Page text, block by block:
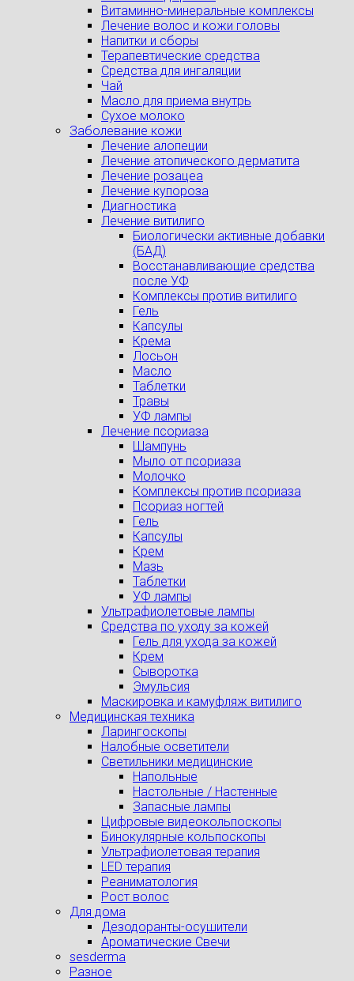
Витаминно-минеральные комплексы
Лечение волос и кожи головы
Напитки и сборы
Терапевтические средства
Средства для ингаляции
Чай
Масло для приема внутрь
Сухое молоко
Заболевание кожи
Лечение алопеции
Лечение атопического дерматита
Лечение розацеа
Лечение купороза
Диагностика
Лечение витилиго
Биологически активные добавки
(БАД)
Восстанавливающие средства
после УФ
Комплексы против витилиго
Гель
Капсулы
Крема
Лосьон
Масло
Таблетки
Травы
УФ лампы
Лечение псориаза
Шампунь
Мыло от псориаза
Молочко
Комплексы против псориаза
Псориаз ногтей
Гель
Капсулы
Крем
Мазь
Таблетки
УФ лампы
Ультрафиолетовые лампы
Средства по уходу за кожей
Гель для ухода за кожей
Крем
Сыворотка
Эмульсия
Маскировка и камуфляж витилиго
Медицинская техника
Ларингоскопы
Налобные осветители
Светильники медицинские
Напольные
Настольные / Настенные
Запасные лампы
Цифровые видеокольпоскопы
Бинокулярные кольпоскопы
Ультрафиолетовая терапия
LED терапия
Реаниматология
Рост волос
Для дома
Дезодоранты-осушители
Ароматические Свечи
sesderma
Разное